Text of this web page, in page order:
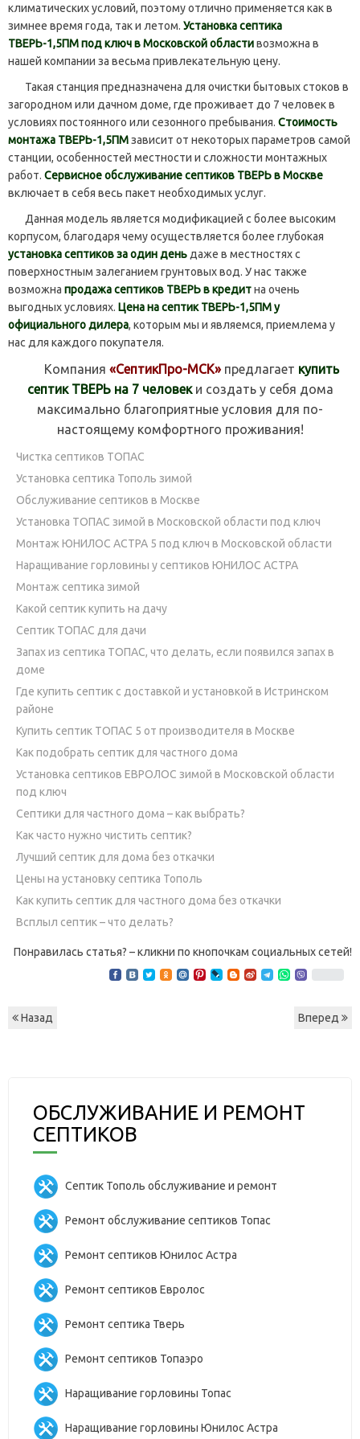
климатических условий, поэтому отлично применяется как в
зимнее время года, так и летом. Установка септика
ТВЕРЬ-1,5ПМ под ключ в Московской областивозможна в
нашей компании за весьма привлекательную цену.
Такая станция предназначена для очистки бытовых стоков в
загородном или дачном доме, где проживает до 7 человек в
условиях постоянного или сезонного пребывания. Стоимость
монтажа ТВЕРЬ-1,5ПМзависит от некоторых параметров самой
станции, особенностей местности и сложности монтажных
работ. Сервисное обслуживание септиков ТВЕРЬ в Москве
включает в себя весь пакет необходимых услуг.
Данная модель является модификацией с более высоким
корпусом, благодаря чему осуществляется более глубокая
установка септиков за один день даже в местностях с
поверхностным залеганием грунтовых вод. У нас также
возможна продажа септиков ТВЕРЬ в кредитна очень
выгодных условиях. Цена на септик ТВЕРЬ-1,5ПМ у
официального дилера, которым мы и являемся, приемлема у
нас для каждого покупателя.
Компания «СептикПро-МСК»предлагает купить
септик ТВЕРЬ на 7 человеки создать у себя дома
максимально благоприятные условия для по-
настоящему комфортного проживания!
Чистка септиков ТОПАС
Установка септика Тополь зимой
Обслуживание септиков в Москве
Установка ТОПАС зимой в Московской области под ключ
Монтаж ЮНИЛОС АСТРА 5 под ключ в Московской области
Наращивание горловины у септиков ЮНИЛОС АСТРА
Монтаж септика зимой
Какой септик купить на дачу
Септик ТОПАС для дачи
Запах из септика ТОПАС, что делать, если появился запах в
доме
Где купить септик с доставкой и установкой в Истринском
районе
Купить септик ТОПАС 5 от производителя в Москве
Как подобрать септик для частного дома
Установка септиков ЕВРОЛОС зимой в Московской области
под ключ
Септики для частного дома – как выбрать?
Как часто нужно чистить септик?
Лучший септик для дома без откачки
Цены на установку септика Тополь
Как купить септик для частного дома без откачки
Всплыл септик – что делать?
Понравилась статья? – кликни по кнопочкам социальных сетей!
Назад Вперед
ОБСЛУЖИВАНИЕ И РЕМОНТ
СЕПТИКОВ
Септик Тополь обслуживание и ремонт
Ремонт обслуживание септиков Топас
Ремонт септиков Юнилос Астра
Ремонт септиков Евролос
Ремонт септика Тверь
Ремонт септиков Топаэро
Наращивание горловины Топас
Наращивание горловины Юнилос Астра